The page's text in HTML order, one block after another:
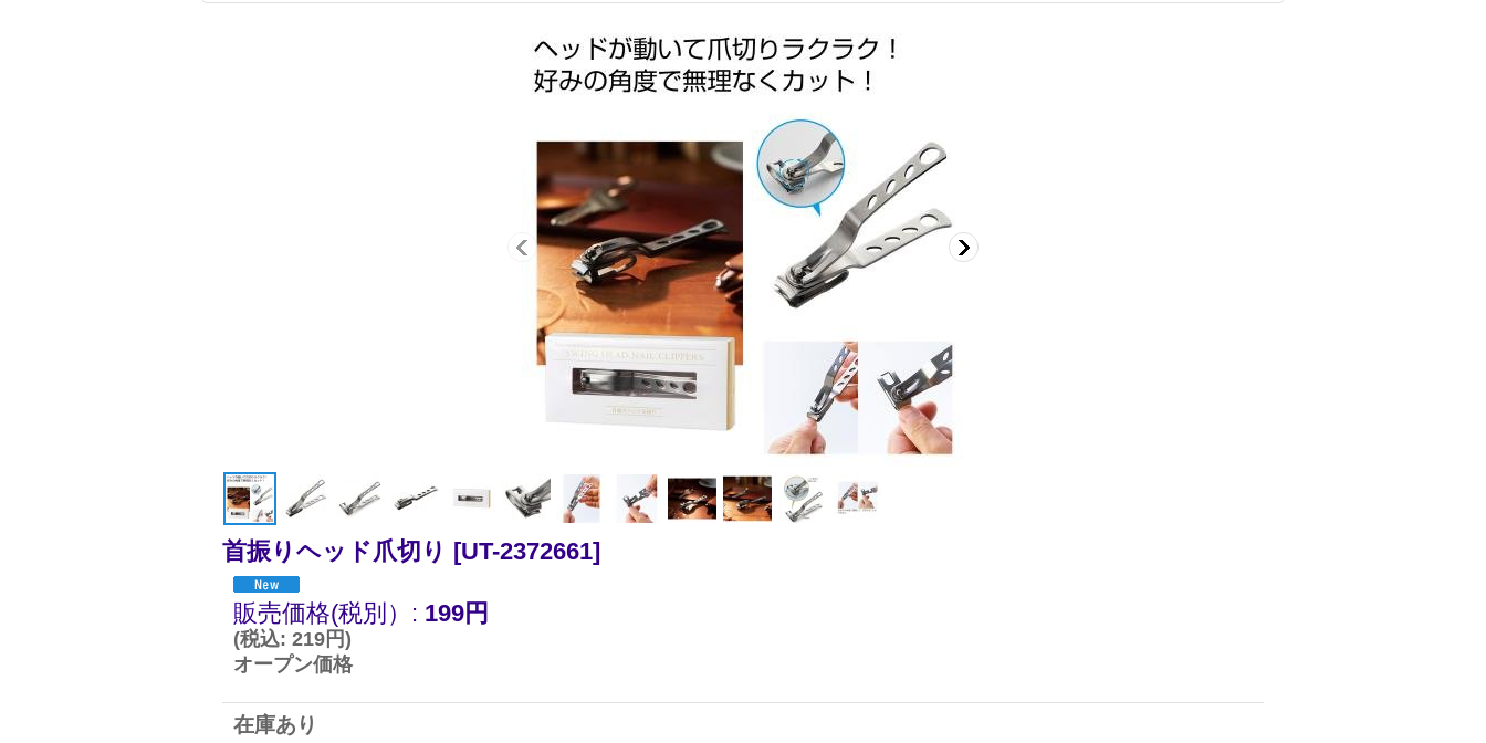
首振りヘッド爪切り [UT-2372661]
販売価格(税別） : 199円
(税込: 219円)
オープン価格
在庫あり